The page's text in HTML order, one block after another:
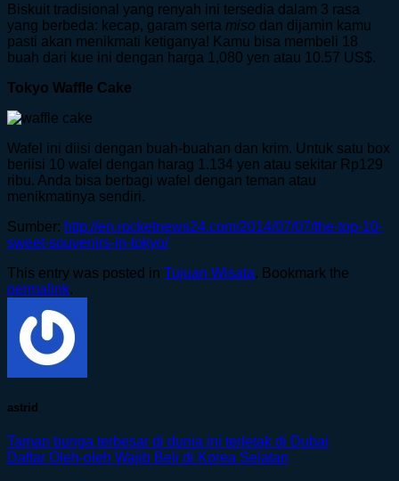
Biskuit tradisional yang renyah ini tersedia dalam 3 rasa
yang berbeda: kecap, garam serta miso dan dijamin kamu
pasti akan menikmati ketiganya! Kamu bisa membeli 18
buah dari kue ini dengan harga 1,080 yen atau 10.57 US$.
Tokyo Waffle Cake
Wafel ini diisi dengan buah-buahan dan krim. Untuk satu box
beriisi 10 wafel dengan harag 1.134 yen atau sekitar Rp129
ribu. Anda bisa berbagi wafel dengan teman atau
menikmatinya sendiri.
Sumber: http://en.rocketnews24.com/2014/07/07/the-top-10-
sweet-souvenirs-in-tokyo/
This entry was posted in Tujuan Wisata. Bookmark the
permalink.
astrid
Taman bunga terbesar di dunia ini terletak di Dubai
Daftar Oleh-oleh Wajib Beli di Korea Selatan